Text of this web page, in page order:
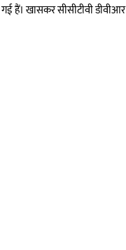
गई हैं। खासकर सीसीटीवी